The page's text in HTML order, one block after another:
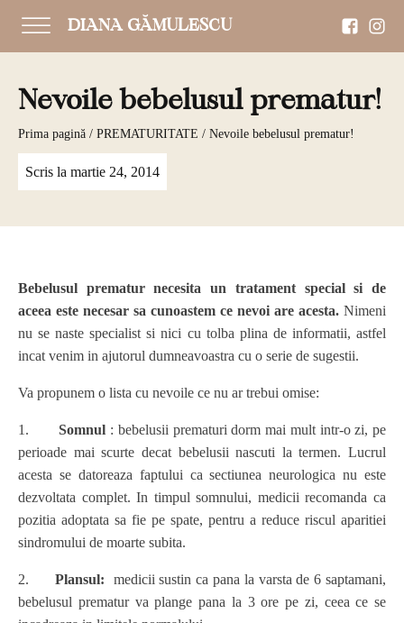
DIANA GĂMULESCU
Nevoile bebelusul prematur!
Prima pagină / PREMATURITATE / Nevoile bebelusul prematur!
Scris la martie 24, 2014
Bebelusul prematur necesita un tratament special si de
aceea este necesar sa cunoastem ce nevoi are acesta. Nimeni
nu se naste specialist si nici cu tolba plina de informatii, astfel
incat venim in ajutorul dumneavoastra cu o serie de sugestii.
Va propunem o lista cu nevoile ce nu ar trebui omise:
1. Somnul : bebelusii prematuri dorm mai mult intr-o zi, pe
perioade mai scurte decat bebelusii nascuti la termen. Lucrul
acesta se datoreaza faptului ca sectiunea neurologica nu este
dezvoltata complet. In timpul somnului, medicii recomanda ca
pozitia adoptata sa fie pe spate, pentru a reduce riscul aparitiei
sindromului de moarte subita.
2. Plansul: medicii sustin ca pana la varsta de 6 saptamani,
bebelusul prematur va plange pana la 3 ore pe zi, ceea ce se